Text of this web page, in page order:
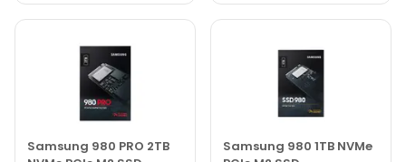
Samsung 980 PRO 2TB
Samsung 980 1TB NVMe